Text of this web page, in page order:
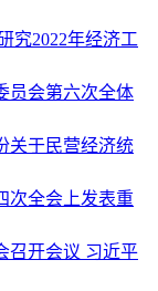
究2022年经济工
员会第六次全体
关于民营经济统
次全会上发表重
召开会议 习近平